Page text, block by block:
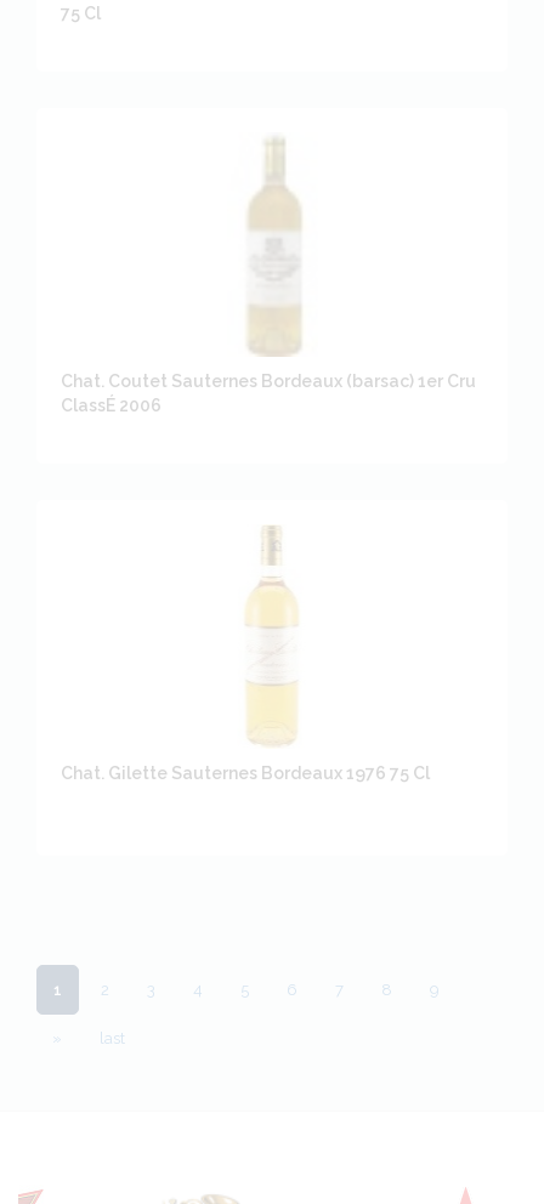
75 Cl
Chat. Coutet Sauternes Bordeaux (barsac) 1er Cru
ClassÉ 2006
Chat. Gilette Sauternes Bordeaux 1976 75 Cl
1 2 3 4 5 6 7 8 9
» last